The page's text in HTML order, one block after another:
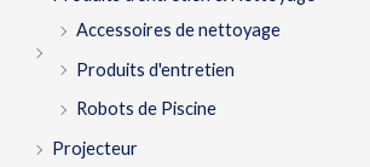
Accessoires de nettoyage
Produits d'entretien
Robots de Piscine
Projecteur